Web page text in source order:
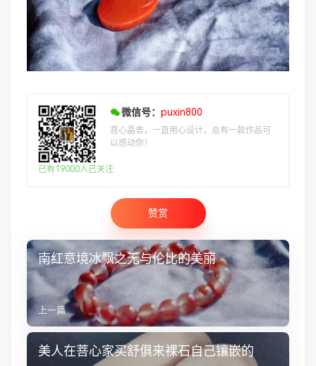
微信号： puxin800
菩心晶舍，一直用心设计，总有一款作品可
以感动你！
已有19000人已关注
赞赏
南红意境冰飘之无与伦比的美丽
上一篇
美人在菩心家买舒俱来裸石自己镶嵌的